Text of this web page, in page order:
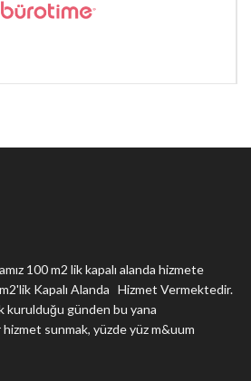
100 m2 lik kapalı alanda hizmete
Kapalı Alanda Hizmet Vermektedir.
kurulduğu günden bu yana
sunmak, yüzde yüz m&uum